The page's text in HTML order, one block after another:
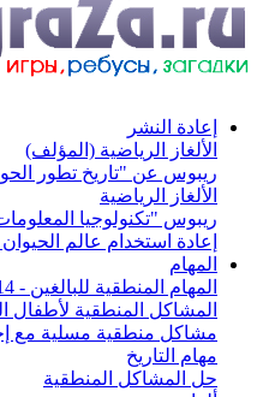
إعادة النشر
الألغاز الرياضية (المؤلف)
ريبوس عن "تاريخ تطور
الألغاز الرياضية
ريبوس "تكنولوجيا
إعادة استخدام عالم الحيوان
المهام
المهام المنطقية للبالغين - 14 تمرينًا مبتكرًا
المشاكل المنطقية لأطفال المدارس -
مشاكل منطقية مسلية مع
مهام التاريخ
حل المشاكل المنطقية